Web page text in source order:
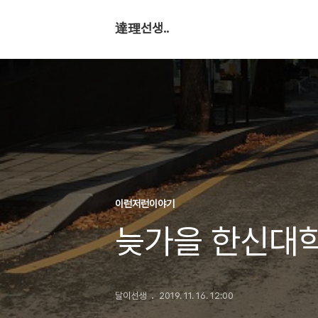
達理선생..
이런저런이야기
늦가을 한신대
달이선생 2019. 11. 16. 12:00